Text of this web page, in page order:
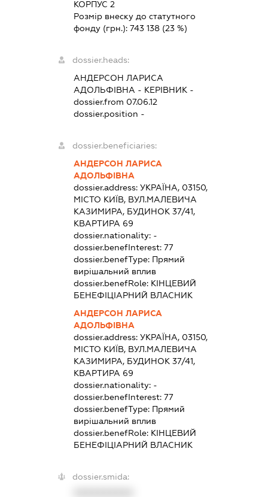
КОРПУС 2
Розмір внеску до статутного
фонду (грн.): 743 138(23 %)
dossier.heads:
АНДЕРСОН ЛАРИСА
АДОЛЬФІВНА - КЕРІВНИК -
dossier.from 07.06.12
dossier.position -
dossier.beneficiaries:
АНДЕРСОН ЛАРИСА
АДОЛЬФІВНА
dossier.address: УКРАЇНА, 03150,
МІСТО КИЇВ, ВУЛ.МАЛЕВИЧА
КАЗИМИРА, БУДИНОК 37/41,
КВАРТИРА 69
dossier.nationality: -
dossier.benefInterest: 77
dossier.benefType: Прямий
вирішальний вплив
dossier.benefRole: КІНЦЕВИЙ
БЕНЕФІЦІАРНИЙ ВЛАСНИК
АНДЕРСОН ЛАРИСА
АДОЛЬФІВНА
dossier.address: УКРАЇНА, 03150,
МІСТО КИЇВ, ВУЛ.МАЛЕВИЧА
КАЗИМИРА, БУДИНОК 37/41,
КВАРТИРА 69
dossier.nationality: -
dossier.benefInterest: 77
dossier.benefType: Прямий
вирішальний вплив
dossier.benefRole: КІНЦЕВИЙ
БЕНЕФІЦІАРНИЙ ВЛАСНИК
dossier.smida: